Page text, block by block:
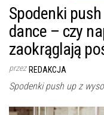
Spodenki
dance – czy
zaokrąglają
przez REDAKCJA
Spodenki push up z